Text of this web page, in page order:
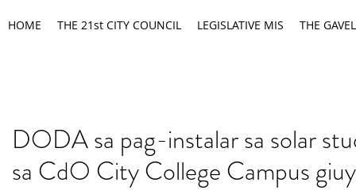
HOME THE 21st CITY COUNCIL LEGISLATIVE MIS THE GAVEL
DODA sa pag-instalar sa solar
sa CdO City College Campus